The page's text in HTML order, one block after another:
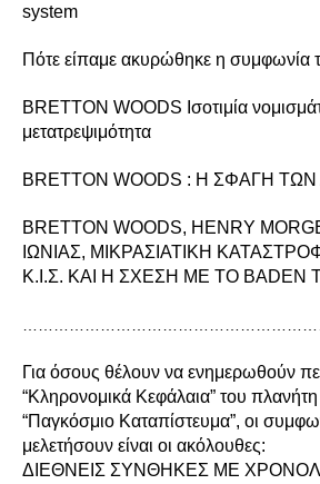
system
Πότε είπαμε ακυρώθηκε η συμφωνία
BRETTON WOODS Ισοτιμία
μετατρεψιμότητα
BRETTON WOODS : Η ΣΦΑΓΗ
BRETTON WOODS, HENRY
ΙΩΝΙΑΣ, ΜΙΚΡΑΣΙΑΤΙΚΗ
Κ.Ι.Σ. ΚΑΙ Η ΣΧΕΣΗ ΜΕ ΤΟ BADEN
Για όσους θέλουν να ενημερωθούν
“Κληρονομικά Κεφάλαια” του
“Παγκόσμιο Καταπίστευμα”, οι
μελετήσουν είναι οι ακόλουθες:
ΔΙΕΘΝΕΙΣ ΣΥΝΘΗΚΕΣ ΜΕ